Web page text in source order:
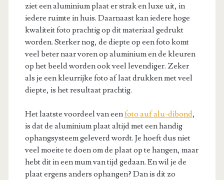
ziet een aluminium plaat er strak en luxe uit, in
iedere ruimte in huis. Daarnaast kan iedere hoge
kwaliteit foto prachtig op dit materiaal gedrukt
worden. Sterker nog, de diepte op een foto komt
veel beter naar voren op aluminium en de kleuren
op het beeld worden ook veel levendiger. Zeker
als je een kleurrijke foto af laat drukken met veel
diepte, is het resultaat prachtig.
Het laatste voordeel van eenfoto auf alu-dibond,
is dat de aluminium plaat altijd met een handig
ophangsysteem geleverd wordt. Je hoeft dus niet
veel moeite te doen om de plaat op te hangen, maar
hebt dit in een mum van tijd gedaan. En wil je de
plaat ergens anders ophangen? Dan is dit zo